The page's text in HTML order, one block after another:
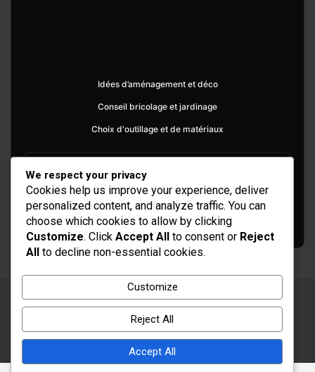
Idées d’aménagement et déco
Conseil bricolage et jardinage
Choix d'outillage et de matériaux
Copyright © 2026Rénovation et Décoration
Thème par :Theme Horse
Fièrement propulsé par :WordPress
We respect your privacy
Cookies help us improve your experience, deliver
personalized content, and analyze traffic. You can
choose which cookies to allow by clicking
Customize. Click Accept All to consent or Reject
All to decline non-essential cookies.
Customize
Reject All
Accept All